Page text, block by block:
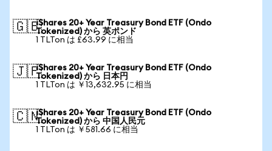
🇬🇧iShares 20+ Year Treasury Bond ETF (Ondo
Tokenized) から 英ポンド
1 TLTon は £63.99 に相当
🇯🇵iShares 20+ Year Treasury Bond ETF (Ondo
Tokenized) から 日本円
1 TLTon は ￥13,632.95 に相当
🇨🇳iShares 20+ Year Treasury Bond ETF (Ondo
Tokenized) から 中国人民元
1 TLTon は ￥581.66 に相当